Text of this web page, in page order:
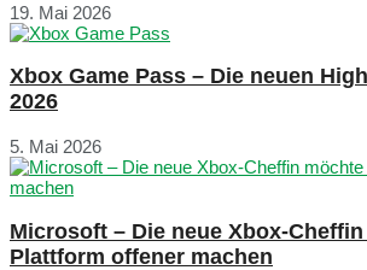
19. Mai 2026
Xbox Game Pass – Die neuen
2026
5. Mai 2026
Microsoft – Die neue Xbox-
Plattform offener machen